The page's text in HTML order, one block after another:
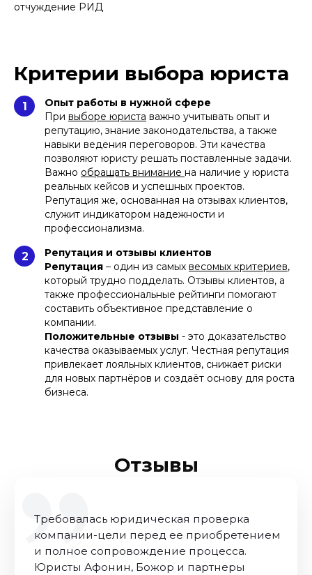
отчуждение РИД
Критерии выбора юриста
1
Опыт работы в нужной сфере
При выборе юриста важно учитывать опыт и
репутацию, знание законодательства, а также
навыки ведения переговоров. Эти качества
позволяют юристу решать поставленные задачи.
Важно обращать внимание на наличие у юриста
реальных кейсов и успешных проектов.
Репутация же, основанная на отзывах клиентов,
служит индикатором надежности и
профессионализма.
2
Репутация и отзывы клиентов
Репутация – один из самых весомых критериев,
который трудно подделать. Отзывы клиентов, а
также профессиональные рейтинги помогают
составить объективное представление о
компании.
Положительные отзывы - это доказательство
качества оказываемых услуг. Честная репутация
привлекает лояльных клиентов, снижает риски
для новых партнёров и создаёт основу для роста
бизнеса.
Отзывы